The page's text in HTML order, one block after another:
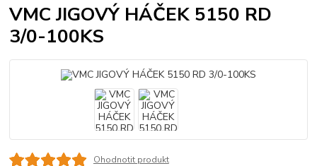
VMC JIGOVÝ HÁČEK 5150 RD
3/0-100KS
Ohodnotit produkt